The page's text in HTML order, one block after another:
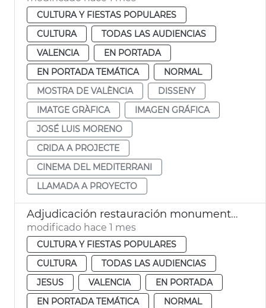
CULTURA Y FIESTAS POPULARES
CULTURA
TODAS LAS AUDIENCIAS
VALENCIA
EN PORTADA
EN PORTADA TEMÁTICA
NORMAL
MOSTRA DE VALÈNCIA
DISSENY
IMATGE GRÀFICA
IMAGEN GRÁFICA
JOSÉ LUIS MORENO
CRIDA A PROJECTE
CINEMA DEL MEDITERRANI
LLAMADA A PROYECTO
Adjudicación restauración monumento víctimas metro 3-J
modificado hace 1 mes
CULTURA Y FIESTAS POPULARES
CULTURA
TODAS LAS AUDIENCIAS
JESUS
VALENCIA
EN PORTADA
EN PORTADA TEMÁTICA
NORMAL